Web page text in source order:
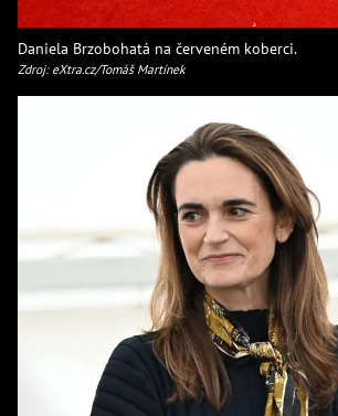
Daniela Brzobohatá na červeném koberci.
Zdroj: eXtra.cz/Tomáš Martínek